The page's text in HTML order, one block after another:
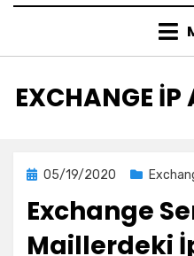
ETIKET
:
EXCHANGE IP
Posted
05/19/2020
Exchange
Maillerdeki